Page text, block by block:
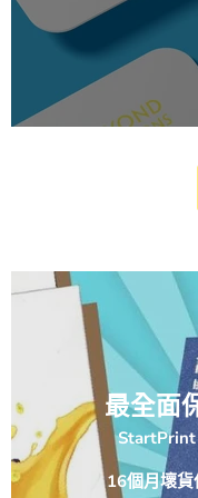
最全面
StartPrint
16個月壞